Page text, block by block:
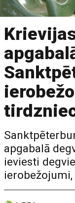
apgabalā
ieviesti